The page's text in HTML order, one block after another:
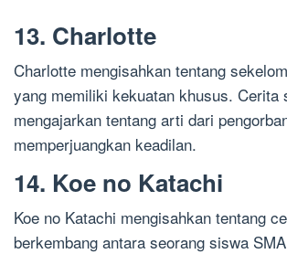
13. Charlotte
Charlotte mengisahkan tentang
yang memiliki kekuatan khusus. Cerita
mengajarkan tentang arti dari
memperjuangkan keadilan.
14. Koe no Katachi
Koe no Katachi mengisahkan tentang
berkembang antara seorang siswa